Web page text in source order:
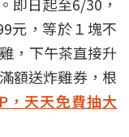
即日起至6/30，
元，等於１塊不
，下午茶直接升
額送炸雞券，根
，天天免費抽大